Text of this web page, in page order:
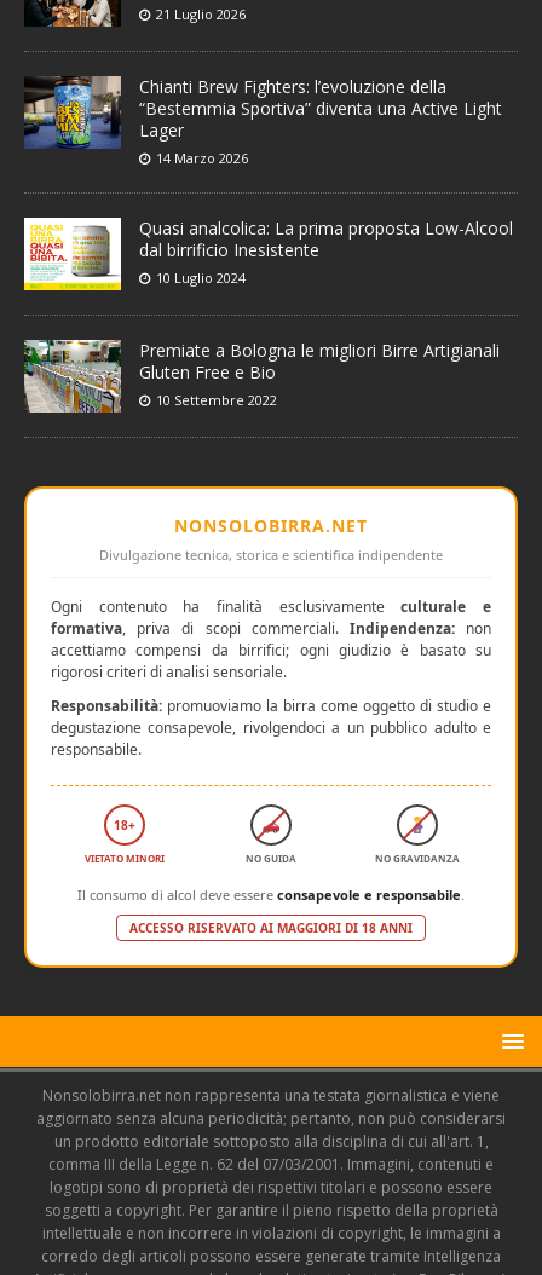
21 Luglio 2026
Chianti Brew Fighters: l’evoluzione della
“Bestemmia Sportiva” diventa una Active Light
Lager
14 Marzo 2026
Quasi analcolica: La prima proposta Low-Alcool
dal birrificio Inesistente
10 Luglio 2024
Premiate a Bologna le migliori Birre Artigianali
Gluten Free e Bio
10 Settembre 2022
NONSOLOBIRRA.NET
Divulgazione tecnica, storica e scientifica indipendente
Ogni contenuto ha finalità esclusivamenteculturale e
formativa, priva di scopi commerciali. Indipendenza:non
accettiamo compensi da birrifici; ogni giudizio è basato su
rigorosi criteri di analisi sensoriale.
Responsabilità: promuoviamo la birra come oggetto di studio e
degustazione consapevole, rivolgendoci a un pubblico adulto e
responsabile.
18+
VIETATO MINORI NO GUIDA NO GRAVIDANZA
Il consumo di alcol deve essere consapevole e responsabile.
ACCESSO RISERVATO AI MAGGIORI DI 18 ANNI
Nonsolobirra.net non rappresenta una testata giornalistica e viene
aggiornato senza alcuna periodicità; pertanto, non può considerarsi
un prodotto editoriale sottoposto alla disciplina di cui all'art. 1,
comma III della Legge n. 62 del 07/03/2001. Immagini, contenuti e
logotipi sono di proprietà dei rispettivi titolari e possono essere
soggetti a copyright. Per garantire il pieno rispetto della proprietà
intellettuale e non incorrere in violazioni di copyright, le immagini a
corredo degli articoli possono essere generate tramite Intelligenza